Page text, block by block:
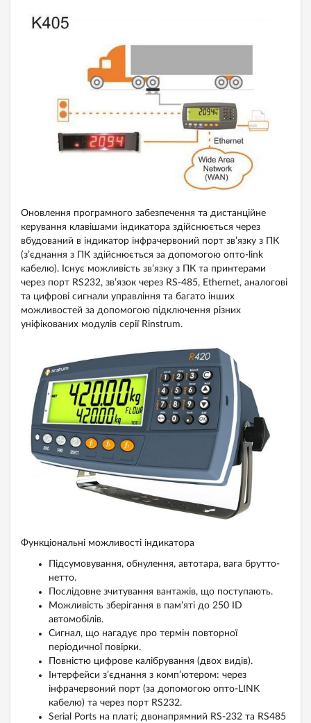
Оновлення програмного забезпечення та дистанційне
керування клавішами індикатора здійснюється через
вбудований в індикатор інфрачервоний порт зв’язку з ПК
(з’єднання з ПК здійснюється за допомогою опто-link
кабелю). Існує можливість зв’язку з ПК та принтерами
через порт RS232, зв’язок через RS-485, Ethernet, аналогові
та цифрові сигнали управління та багато інших
можливостей за допомогою підключення різних
уніфікованих модулів серії Rinstrum.
Функціональні можливості індикатора
Підсумовування, обнулення, автотара, вага брутто-
нетто.
Послідовне зчитування вантажів, що поступають.
Можливість зберігання в пам’яті до 250 ID
автомобілів.
Сигнал, що нагадує про термін повторної
періодичної повірки.
Повністю цифрове калібрування (двох видів).
Інтерфейси з’єднання з комп’ютером: через
інфрачервоний порт (за допомогою опто-LINK
кабелю) та через порт RS232.
Serial Ports на платі; двонапрямний RS-232 та RS485